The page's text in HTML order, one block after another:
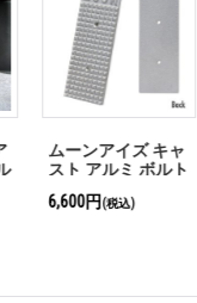
ムーンアイズ キャ
スト アルミ ボルト
6,600円(税込)